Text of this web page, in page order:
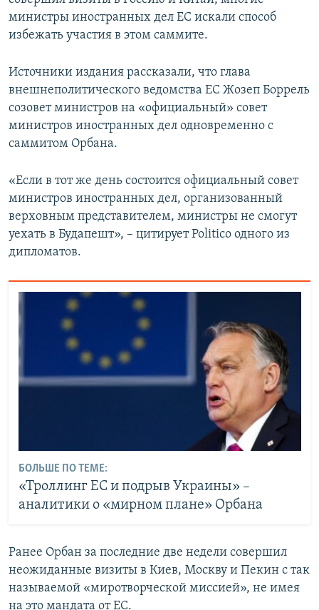
министры иностранных дел ЕС искали способ
избежать участия в этом саммите.
Источники издания рассказали, что глава
внешнеполитического ведомства ЕС Жозеп Боррель
созовет министров на «официальный» совет
министров иностранных дел одновременно с
саммитом Орбана.
«Если в тот же день состоится официальный совет
министров иностранных дел, организованный
верховным представителем, министры не смогут
уехать в Будапешт», – цитирует Politico одного из
дипломатов.
БОЛЬШЕ ПО ТЕМЕ:
«Троллинг ЕС и подрыв Украины» –
аналитики о «мирном плане» Орбана
Ранее Орбан за последние две недели совершил
неожиданные визиты в Киев, Москву и Пекин с так
называемой «миротворческой миссией», не имея
на это мандата от ЕС.